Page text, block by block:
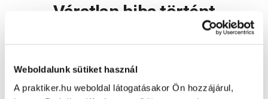
Weboldalunk sütiket használ
A praktiker.hu weboldal látogatásakor Ön hozzájárul,
Váratlan hiba történt
Oldal újratöltése